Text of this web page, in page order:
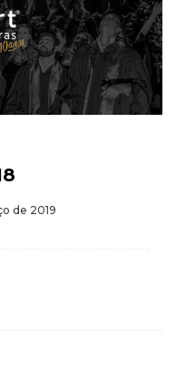
de 2019